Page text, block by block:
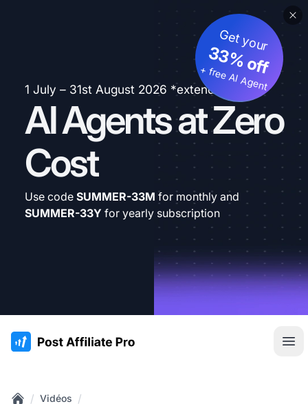
1 July – 31st August 2026 *extended
AI Agents at Zero
Cost
Get your
33% off
+ free AI Agent
Use code SUMMER-33M for monthly and
SUMMER-33Y for yearly subscription
:site.title
/ Vidéos /